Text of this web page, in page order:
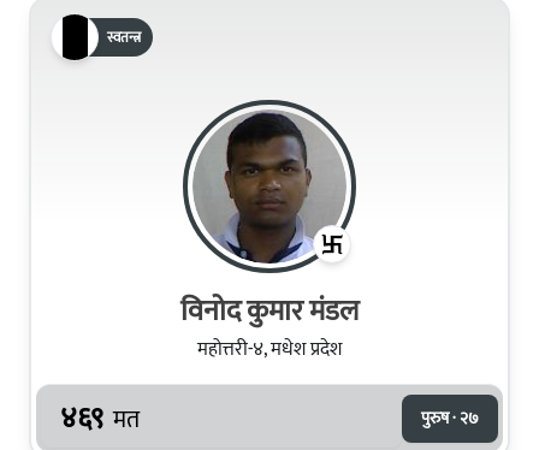
स्वतन्त्र
विनोद कुमार मंडल
महोत्तरी-४, मधेश प्रदेश
४६९ मत पुरुष · २७